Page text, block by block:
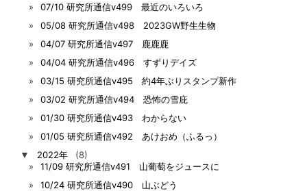
07/10 研究所通信v499 最近のいろいろ
05/08 研究所通信v498 2023GW野生生物
04/07 研究所通信v497 鹿鹿鹿
04/04 研究所通信v496 すずりデイズ
03/15 研究所通信v495 約4年ぶりスタンプ新作
03/02 研究所通信v494 恐怖の雪庇
01/30 研究所通信v493 わからない
01/05 研究所通信v492 あけおめ（ふるっ）
▼
2022年
(8)
11/09 研究所通信v491 山葡萄をジュースに
10/24 研究所通信v490 山ぶどう